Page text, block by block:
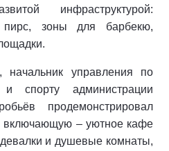
инфраструктурой:
пирс, зоны для барбекю,
управления по
и спорту администрации
продемонстрировал
включающую – уютное кафе
и душевые комнаты,